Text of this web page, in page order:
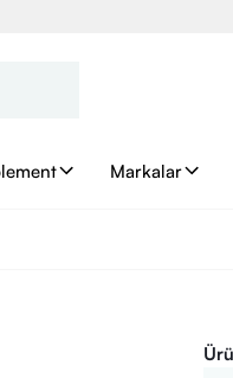
Markalar